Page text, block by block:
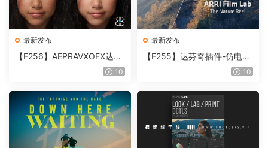
最新发布
【F256】AEPRAVXOFX达芬
奇视频人像磨皮润肤美颜插件
10
最新发布
【F255】达芬奇插件-仿电影
胶片视频调色插件 ARRI Film
10